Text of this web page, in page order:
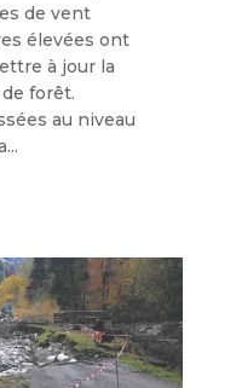
de vent
élevées ont
à jour la
forêt.
au niveau